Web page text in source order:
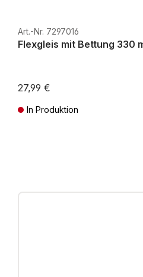
Art.-Nr. 7297016
Flexgleis mit Bettung 330
27,99 €
In Produktion